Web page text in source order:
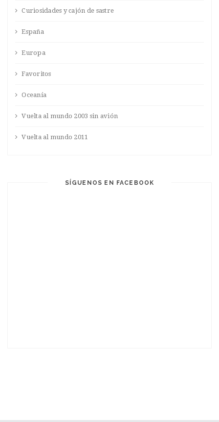
Curiosidades y cajón de sastre
España
Europa
Favoritos
Oceanía
Vuelta al mundo 2003 sin avión
Vuelta al mundo 2011
SÍGUENOS EN FACEBOOK